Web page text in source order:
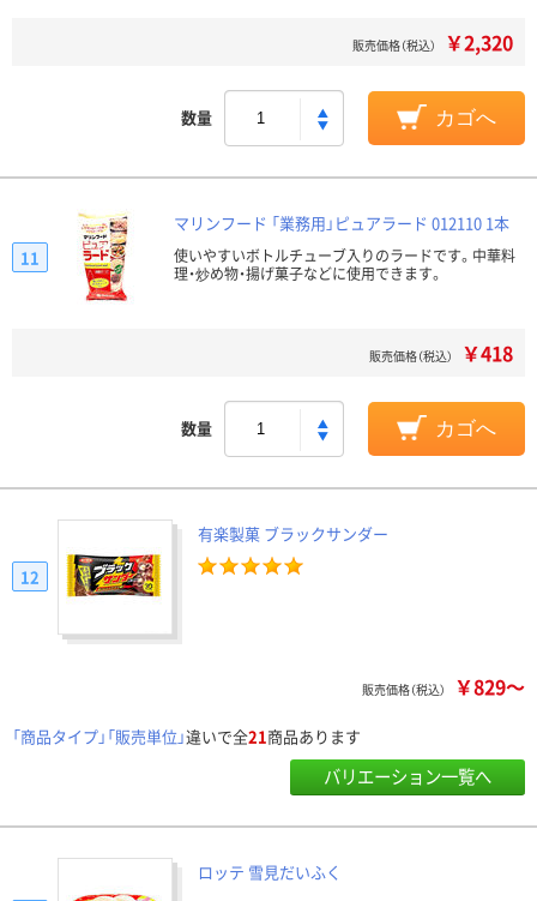
販売価格（税込） ￥2,320
数量 カゴへ
マリンフード 「業務用」ピュアラード 012110 1本
使いやすいボトルチューブ入りのラードです。中華料
理・炒め物・揚げ菓子などに使用できます。
11
販売価格（税込） ￥418
数量 カゴへ
有楽製菓 ブラックサンダー
12
販売価格（税込） ￥829～
「商品タイプ」「販売単位」違いで全21商品あります
バリエーション一覧へ
ロッテ 雪見だいふく